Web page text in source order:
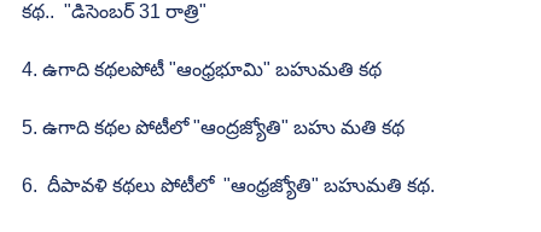
కథ..  "డిసెంబర్ 31 రాత్రి"
4. ఉగాది కథలపోటీ "ఆంధ్రభూమి" బహుమతి కథ
5. ఉగాది కథల పోటీలో "ఆంద్రజ్యోతి" బహు మతి కథ
6.  దీపావళి కథలు పోటీలో  "ఆంధ్రజ్యోతి" బహుమతి కథ.